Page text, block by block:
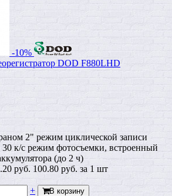
-10%
DOD F880LHD
2" режим циклической записи
к/с режим фотосъемки, встроенный
(до 2 ч)
руб. 100.80 руб. за 1 шт
+ В корзину